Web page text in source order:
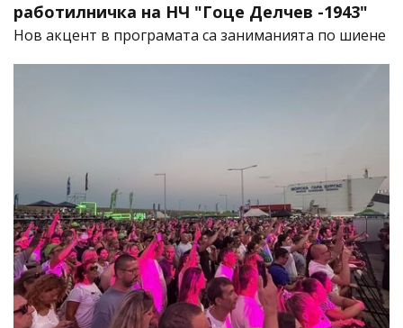
работилничка на НЧ "Гоце Делчев -1943"
Нов акцент в програмата са заниманията по шиене